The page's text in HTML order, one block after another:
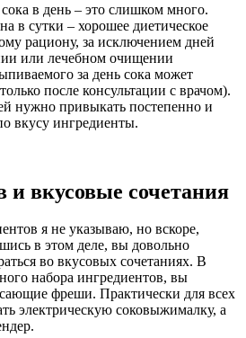
в день – это слишком много.
в сутки – хорошее диетическое
рациону, за исключением дней
или лечебном очищении
за день сока может
после консультации с врачом).
нужно привыкать постепенно и
вкусу ингредиенты.
и вкусовые сочетания
я не указываю, но вскоре,
в этом деле, вы довольно
во вкусовых сочетаниях. В
набора ингредиентов, вы
фреши. Практически для всех
электрическую соковыжималку, а